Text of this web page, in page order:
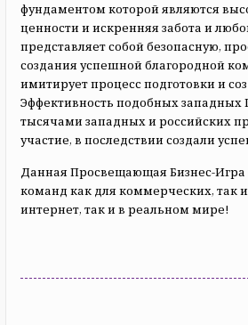
фундаментом которой являются
ценности и искренняя забота и
представляет собой безопасную,
создания успешной благородной
имитирует процесс подготовки и
Эффективность подобных
тысячами западных и российских
участие, в последствии создали
Данная Просвещающая Бизнес-
команд как для коммерческих, так
интернет, так и в реальном мире!